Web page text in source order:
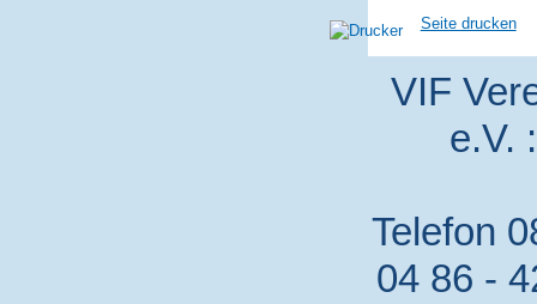
Seite drucken
VIF
e.V.
Telefon
04 86 -